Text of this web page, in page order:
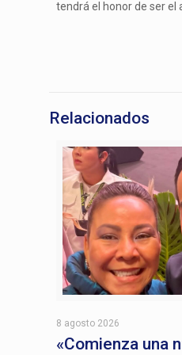
tendrá el honor de ser el
Relacionados
8 agosto 2026
«Comienza una